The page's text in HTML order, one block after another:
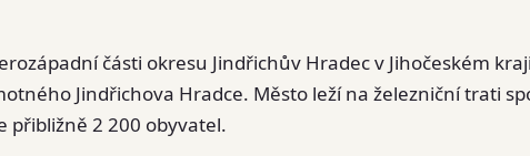
části okresu Jindřichův Hradec v Jihočeském
Jindřichova Hradce. Město leží na železniční trati
přibližně 2 200 obyvatel.